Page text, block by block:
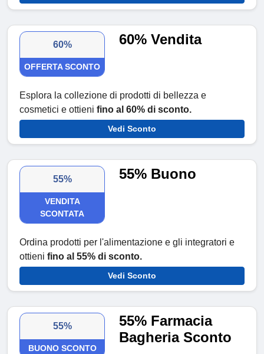
60%
OFFERTA SCONTO
60% Vendita
Esplora la collezione di prodotti di bellezza e
cosmetici e ottieni fino al 60% di sconto.
Vedi Sconto
55%
VENDITA
SCONTATA
55% Buono
Ordina prodotti per l'alimentazione e gli integratori e
ottieni fino al 55% di sconto.
Vedi Sconto
55%
BUONO SCONTO
55% Farmacia
Bagheria Sconto